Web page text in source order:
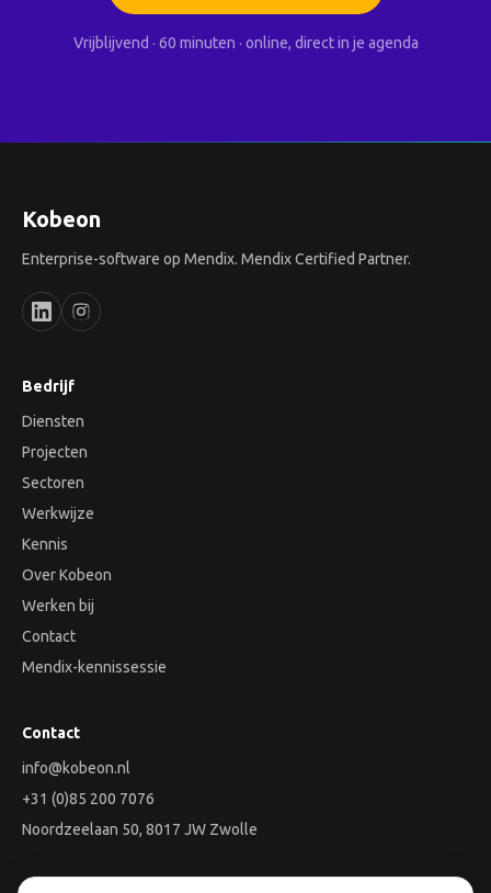
Vrijblijvend · 60 minuten · online, direct in je agenda
Kobeon
Enterprise-software op Mendix. Mendix Certified Partner.
Bedrijf
Diensten
Projecten
Sectoren
Werkwijze
Kennis
Over Kobeon
Werken bij
Contact
Mendix-kennissessie
Contact
info@kobeon.nl
+31 (0)85 200 7076
Noordzeelaan 50, 8017 JW Zwolle